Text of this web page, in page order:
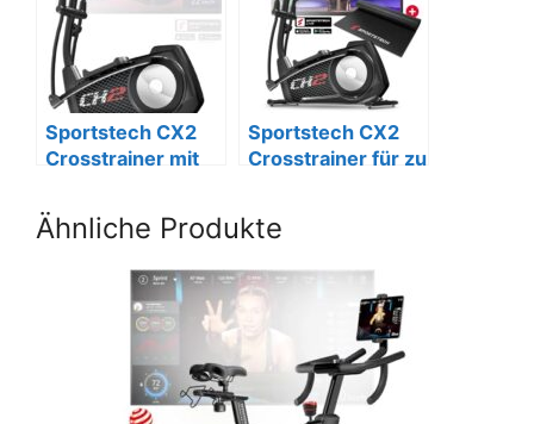
Sportstech CX2
Crosstrainer mit
App
Sportstech CX2
Crosstrainer für zu
Ähnliche Produkte